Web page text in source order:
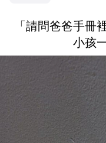
「請問爸爸手冊
小孩